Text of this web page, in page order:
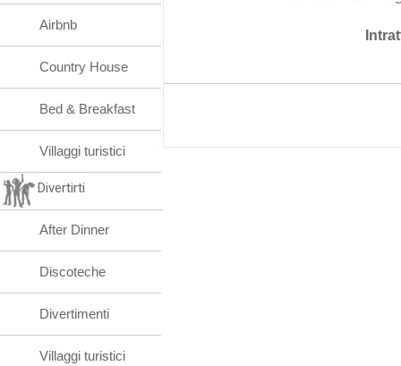
Airbnb
Country House
Bed & Breakfast
Villaggi turistici
Divertirti
After Dinner
Discoteche
Divertimenti
Villaggi turistici